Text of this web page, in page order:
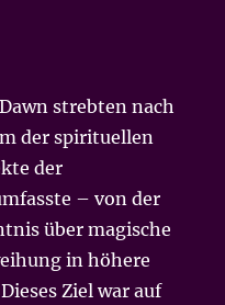
strebten nach
der spirituellen
der
– von der
über magische
in höhere
Ziel war auf